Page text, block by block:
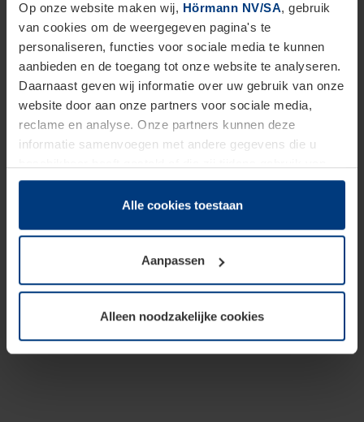
Op onze website maken wij, Hörmann NV/SA, gebruik
van cookies om de weergegeven pagina's te
personaliseren, functies voor sociale media te kunnen
aanbieden en de toegang tot onze website te analyseren.
Daarnaast geven wij informatie over uw gebruik van onze
website door aan onze partners voor sociale media,
reclame en analyse. Onze partners kunnen deze
informatie samenvoegen met andere gegevens die u
hun diensten hebben verzameld.
Juridisch hebben wij het recht om cookies op uw
van deze pagina's absoluut vereist is. Voor alle andere
soorten cookies is uw toestemming benodigd. Uw
toestemming kunt u op elk moment bij de uitleg van de
wijzigen of herroepen.
Alle cookies toestaan
Aanpassen
Alleen noodzakelijke cookies